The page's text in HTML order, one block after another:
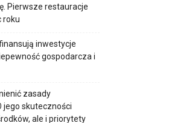
Pierwsze restauracje
roku
inwestycje
gospodarcza i
zasady
jego skuteczności
ale i priorytety